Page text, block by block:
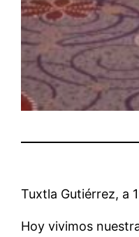
Tuxtla Gutiérrez, a
Hoy vivimos